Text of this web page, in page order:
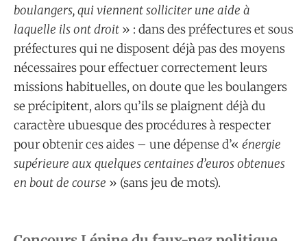
boulangers, qui viennent solliciter une aide à
laquelle ils ont droit » : dans des préfectures et sous
préfectures qui ne disposent déjà pas des moyens
nécessaires pour effectuer correctement leurs
missions habituelles, on doute que les boulangers
se précipitent, alors qu’ils se plaignent déjà du
caractère ubuesque des procédures à respecter
pour obtenir ces aides – une dépense d’« énergie
supérieure aux quelques centaines d’euros obtenues
en bout de course » (sans jeu de mots).